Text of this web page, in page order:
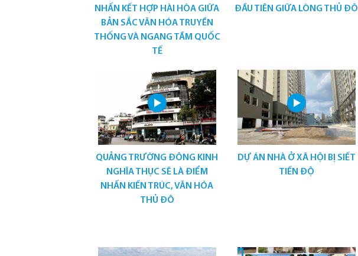
NHẤN KẾT HỢP HÀI HÒA GIỮA
BẢN SẮC VĂN HÓA TRUYỀN
THỐNG VÀ NGANG TẦM QUỐC
TẾ
ĐẦU TIÊN GIỮA LÒNG THỦ ĐÔ
QUẢNG TRƯỜNG ĐÔNG KINH
NGHĨA THỤC SẼ LÀ ĐIỂM
NHẤN KIẾN TRÚC, VĂN HÓA
THỦ ĐÔ
DỰ ÁN NHÀ Ở XÃ HỘI BỊ SIẾT
TIẾN ĐỘ